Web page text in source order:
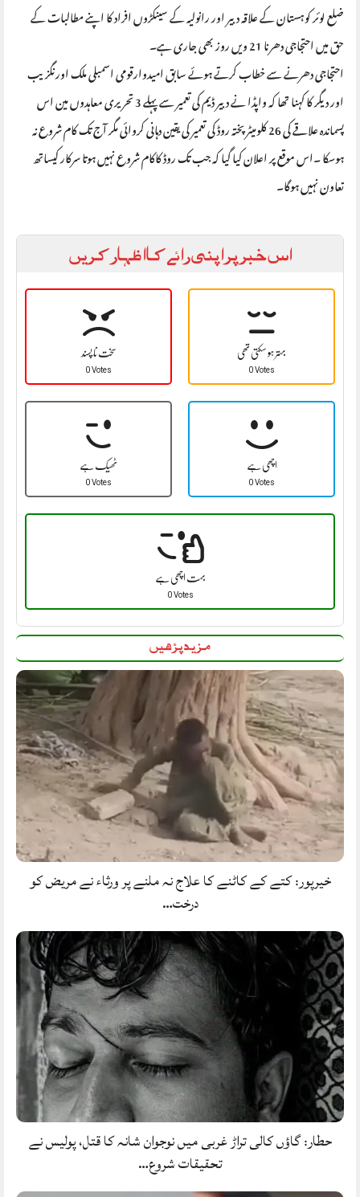
ضلع لوئر کوہستان کے علاقہ دبیر اور رانولیہ کے سینکڑوں افراد کا اپنے مطالبات کے
حق میں احتجاجی دھرنا 21 ویں روز بھی جاری ہے۔
احتجاجی دھرنے سے خطاب کرتے ہوئے سابق امیدوارقومی اسمبلی ملک اورنگزیب
اور دیگر کا کہنا تھا کہ واپڈا نے دبیر ڈیم کی تعمیر سے پہلے 3 تحریری معاہدوں مین اس
پسماندہ علاقے کی 26 کلومیٹر پختہ روڈ کی تعمیر کی یقین دہانی کروائی مگر آج تک کام شروع نہ
ہوسکا ۔اس موقع پر اعلان کیا گیا کہ جب تک روڈ کاکام شروع نہیں ہوتا سرکار کیساتھ
تعاون نہیں ہوگا۔
اس خبر پر اپنی رائے کا اظہار کریں
سخت نا پسند
0 Votes
بہتر ہو سکتی تھی
0 Votes
ٹھیک ہے
0 Votes
اچھی ہے
0 Votes
بہت اچھی ہے
0 Votes
مزید پڑھیں
خیرپور: کتے کے کاٹنے کا علاج نہ ملنے پر ورثاء نے مریض کو
درخت…
حطار: گاؤں کالی تراڑ غربی میں نوجوان شانہ کا قتل، پولیس نے
تحقیقات شروع…